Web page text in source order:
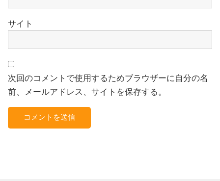
サイト
次回のコメントで使用するためブラウザーに自分の名
前、メールアドレス、サイトを保存する。